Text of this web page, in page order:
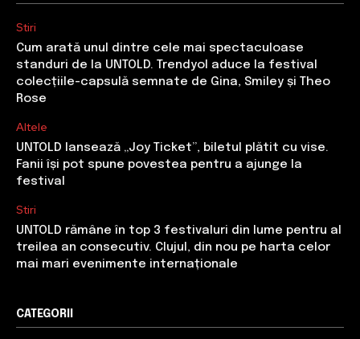
Stiri
Cum arată unul dintre cele mai spectaculoase
standuri de la UNTOLD. Trendyol aduce la festival
colecțiile-capsulă semnate de Gina, Smiley și Theo
Rose
Altele
UNTOLD lansează „Joy Ticket”, biletul plătit cu vise.
Fanii își pot spune povestea pentru a ajunge la
festival
Stiri
UNTOLD rămâne în top 3 festivaluri din lume pentru al
treilea an consecutiv. Clujul, din nou pe harta celor
mai mari evenimente internaționale
CATEGORII